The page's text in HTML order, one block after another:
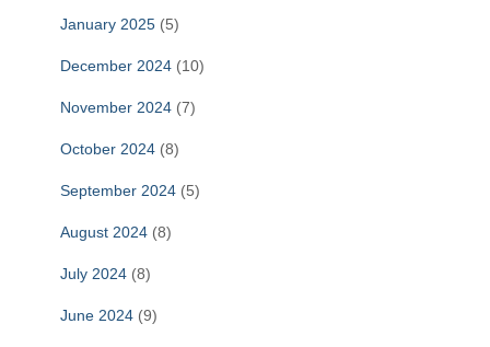
January 2025 (5)
December 2024 (10)
November 2024 (7)
October 2024 (8)
September 2024 (5)
August 2024 (8)
July 2024 (8)
June 2024 (9)